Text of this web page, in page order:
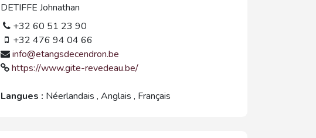
DETIFFE Johnathan
+32 60 51 23 90
+32 476 94 04 66
info@etangsdecendron.be
https://www.gite-revedeau.be/
Langues : Néerlandais , Anglais , Français